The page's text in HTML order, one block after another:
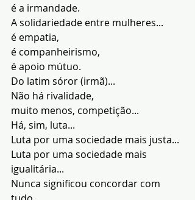
é a irmandade.
A solidariedade entre mulheres...
é empatia,
é companheirismo,
é apoio mútuo.
Do latim sóror (irmã)...
Não há rivalidade,
muito menos, competição...
Há, sim, luta...
Luta por uma sociedade mais justa...
Luta por uma sociedade mais
igualitária...
Nunca significou concordar com